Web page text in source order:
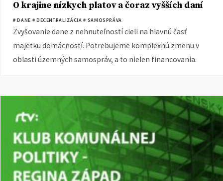
O krajine nízkych platov a čoraz vyšších daní
# DANE # DECENTRALIZÁCIA # SAMOSPRÁVA
Zvyšovanie dane z nehnuteľností cieli na hlavnú časť
majetku domácností. Potrebujeme komplexnú zmenu v
oblasti územných samospráv, a to nielen financovania.